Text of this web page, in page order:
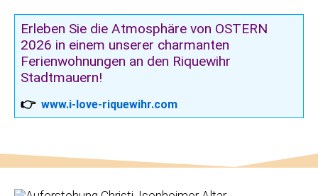
Erleben Sie die Atmosphäre von OSTERN
2026 in einem unserer charmanten
Ferienwohnungen an den Riquewihr
Stadtmauern!
👉 www.i-love-riquewihr.com